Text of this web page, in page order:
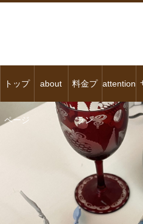
トップ
ページ
about 料金プ
ラン
attention